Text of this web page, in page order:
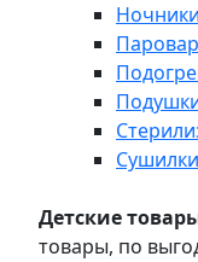
Ночники
Детские
товары, по